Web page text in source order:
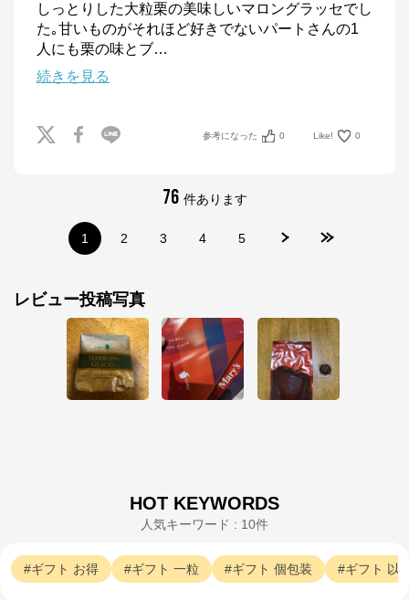
しっとりした大粒栗の美味しいマロングラッセでし
た｡甘いものがそれほど好きでないパートさんの1
人にも栗の味とブ…
続きを見る
参考になった 0 Like! 0
76 件あります
1 2 3 4 5
レビュー投稿写真
HOT KEYWORDS
人気キーワード : 10件
ギフト お得 ギフト 一粒 ギフト 個包装 ギフト 以